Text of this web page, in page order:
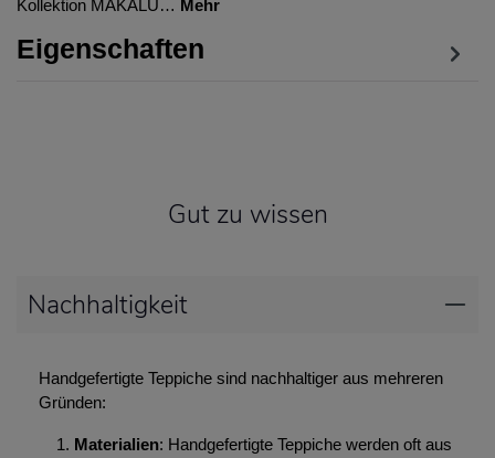
Kollektion MAKALU… Mehr
Eigenschaften
Gut zu wissen
Nachhaltigkeit
Handgefertigte Teppiche sind nachhaltiger aus mehreren
Gründen:
Materialien: Handgefertigte Teppiche werden oft aus